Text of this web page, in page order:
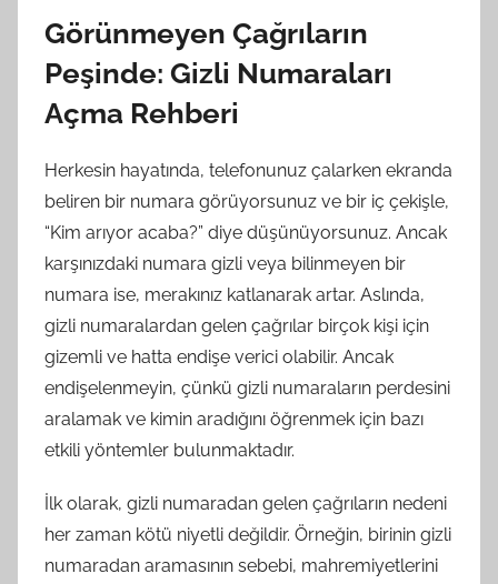
Görünmeyen Çağrıların
Peşinde: Gizli Numaraları
Açma Rehberi
Herkesin hayatında, telefonunuz çalarken ekranda
beliren bir numara görüyorsunuz ve bir iç çekişle,
“Kim arıyor acaba?” diye düşünüyorsunuz. Ancak
karşınızdaki numara gizli veya bilinmeyen bir
numara ise, merakınız katlanarak artar. Aslında,
gizli numaralardan gelen çağrılar birçok kişi için
gizemli ve hatta endişe verici olabilir. Ancak
endişelenmeyin, çünkü gizli numaraların perdesini
aralamak ve kimin aradığını öğrenmek için bazı
etkili yöntemler bulunmaktadır.
İlk olarak, gizli numaradan gelen çağrıların nedeni
her zaman kötü niyetli değildir. Örneğin, birinin gizli
numaradan aramasının sebebi, mahremiyetlerini